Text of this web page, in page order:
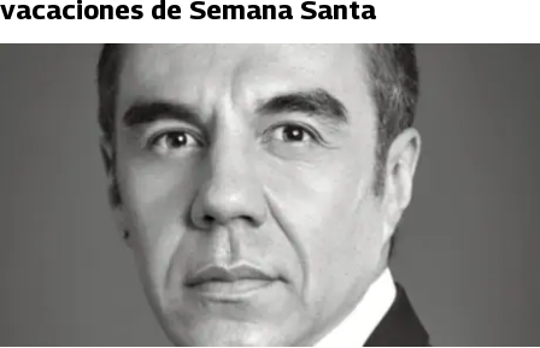
vacaciones de Semana Santa